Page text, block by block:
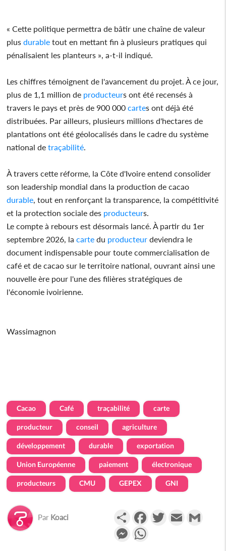
« Cette politique permettra de bâtir une chaîne de valeur
plus durable tout en mettant fin à plusieurs pratiques qui
pénalisaient les planteurs », a-t-il indiqué.
Les chiffres témoignent de l'avancement du projet. À ce jour,
plus de 1,1 million de producteurs ont été recensés à
travers le pays et près de 900 000 cartes ont déjà été
distribuées. Par ailleurs, plusieurs millions d'hectares de
plantations ont été géolocalisés dans le cadre du système
national de traçabilité.
À travers cette réforme, la Côte d'Ivoire entend consolider
son leadership mondial dans la production de cacao
durable, tout en renforçant la transparence, la compétitivité
et la protection sociale des producteurs.
Le compte à rebours est désormais lancé. À partir du 1er
septembre 2026, la carte du producteur deviendra le
document indispensable pour toute commercialisation de
café et de cacao sur le territoire national, ouvrant ainsi une
nouvelle ère pour l'une des filières stratégiques de
l'économie ivoirienne.
Wassimagnon
Cacao Café traçabilité carte
producteur conseil agriculture
développement durable exportation
Union Européenne paiement électronique
producteurs CMU GEPEX GNI
Par Koaci PartagerFacebookTwitterEmail
Messenger